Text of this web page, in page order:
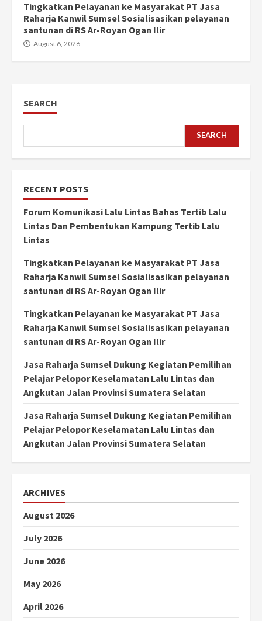
Tingkatkan Pelayanan ke Masyarakat PT Jasa
Raharja Kanwil Sumsel Sosialisasikan pelayanan
santunan di RS Ar-Royan Ogan Ilir
August 6, 2026
SEARCH
SEARCH
RECENT POSTS
Forum Komunikasi Lalu Lintas Bahas Tertib Lalu
Lintas Dan Pembentukan Kampung Tertib Lalu
Lintas
Tingkatkan Pelayanan ke Masyarakat PT Jasa
Raharja Kanwil Sumsel Sosialisasikan pelayanan
santunan di RS Ar-Royan Ogan Ilir
Tingkatkan Pelayanan ke Masyarakat PT Jasa
Raharja Kanwil Sumsel Sosialisasikan pelayanan
santunan di RS Ar-Royan Ogan Ilir
Jasa Raharja Sumsel Dukung Kegiatan Pemilihan
Pelajar Pelopor Keselamatan Lalu Lintas dan
Angkutan Jalan Provinsi Sumatera Selatan
Jasa Raharja Sumsel Dukung Kegiatan Pemilihan
Pelajar Pelopor Keselamatan Lalu Lintas dan
Angkutan Jalan Provinsi Sumatera Selatan
ARCHIVES
August 2026
July 2026
June 2026
May 2026
April 2026